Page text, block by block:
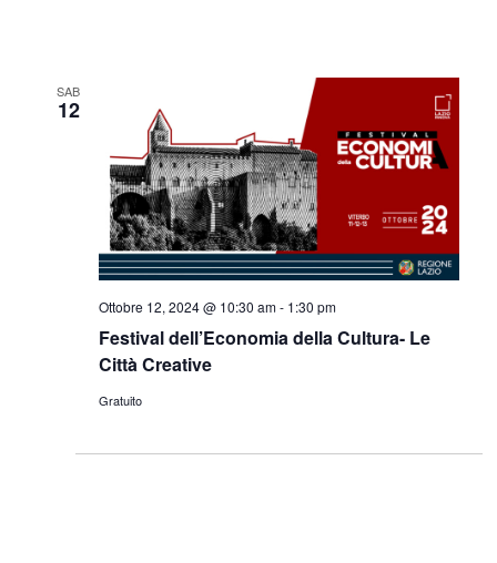
SAB
12
Festival dell’Economia della Cultura- Le
Città Creative
Ottobre 12, 2024 @ 10:30 am- 1:30 pm
Gratuito